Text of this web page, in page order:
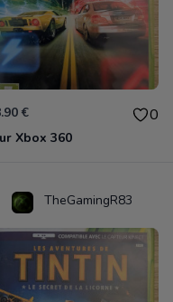
€ 0
Xbox 360
TheGamingR83